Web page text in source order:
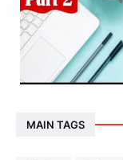
MAIN TAGS